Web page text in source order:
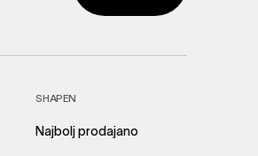
SHAPEN
Najbolj prodajano